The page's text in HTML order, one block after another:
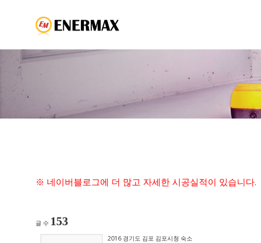
※ 네이버블로그에 더 많고 자세한 시공실적이 있습니다.
글 수 153
2016 경기도 김포 김포시청 숙소